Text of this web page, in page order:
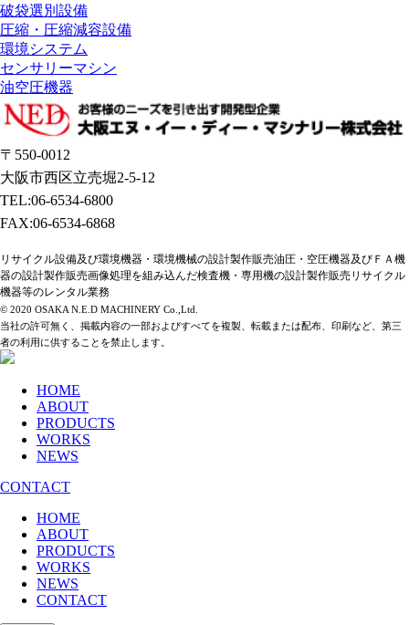
破袋選別設備
圧縮・圧縮減容設備
環境システム
センサリーマシン
油空圧機器
〒550-0012
大阪市西区立売堀2-5-12
TEL:06-6534-6800
FAX:06-6534-6868
リサイクル設備及び環境機器・環境機械の設計製作販売油圧・空圧機器及びＦＡ機
器の設計製作販売画像処理を組み込んだ検査機・専用機の設計製作販売リサイクル
機器等のレンタル業務
© 2020 OSAKA N.E.D MACHINERY Co.,Ltd.
当社の許可無く、掲載内容の一部およびすべてを複製、転載または配布、印刷など、第三
者の利用に供することを禁止します。
HOME
ABOUT
PRODUCTS
WORKS
NEWS
CONTACT
HOME
ABOUT
PRODUCTS
WORKS
NEWS
CONTACT